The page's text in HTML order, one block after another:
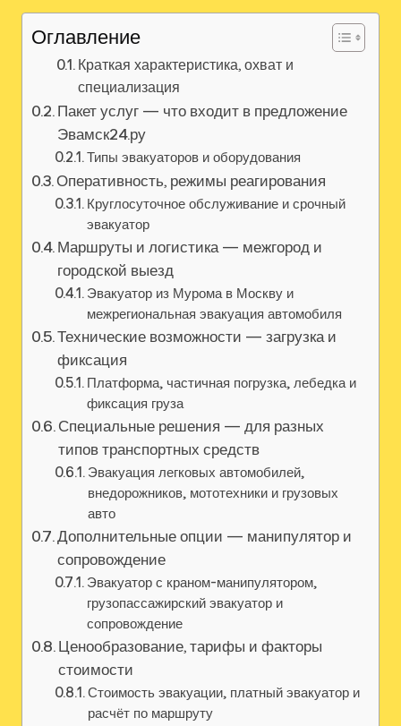
Оглавление
Краткая характеристика, охват и
специализация
Пакет услуг — что входит в предложение
Эвамск24.ру
Типы эвакуаторов и оборудования
Оперативность, режимы реагирования
Круглосуточное обслуживание и срочный
эвакуатор
Маршруты и логистика — межгород и
городской выезд
Эвакуатор из Мурома в Москву и
межрегиональная эвакуация автомобиля
Технические возможности — загрузка и
фиксация
Платформа‚ частичная погрузка‚ лебедка и
фиксация груза
Специальные решения — для разных
типов транспортных средств
Эвакуация легковых автомобилей‚
внедорожников‚ мототехники и грузовых
авто
Дополнительные опции — манипулятор и
сопровождение
Эвакуатор с краном-манипулятором‚
грузопассажирский эвакуатор и
сопровождение
Ценообразование, тарифы и факторы
стоимости
Стоимость эвакуации‚ платный эвакуатор и
расчёт по маршруту